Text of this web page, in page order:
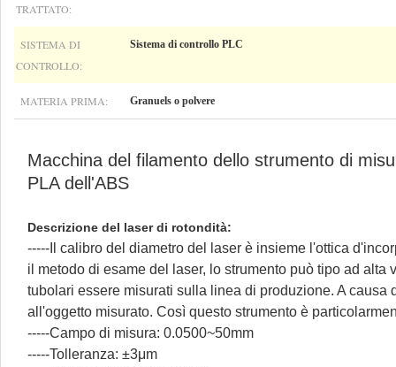
TRATTATO:
SISTEMA DI
CONTROLLO:
Sistema di controllo PLC
MATERIA PRIMA: Granuels o polvere
Macchina del filamento dello strumento di
PLA dell'ABS
Descrizione del laser di rotondità:
-----Il calibro del diametro del laser è insieme l'ottica
il metodo di esame del laser, lo strumento può tipo ad
tubolari essere misurati sulla linea di produzione. A
all'oggetto misurato. Così questo strumento è
-----Campo di misura: 0.0500~50mm
-----Tolleranza: ±3μm